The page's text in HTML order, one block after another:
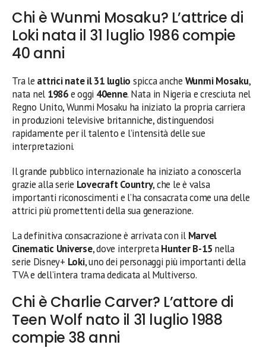
Chi è Wunmi Mosaku? L’attrice di
Loki nata il 31 luglio 1986 compie
40 anni
Tra le attrici nate il 31 luglio spicca anche Wunmi Mosaku,
nata nel 1986e oggi 40enne. Nata in Nigeria e cresciuta nel
Regno Unito, Wunmi Mosaku ha iniziato la propria carriera
in produzioni televisive britanniche, distinguendosi
rapidamente per il talento e l’intensità delle sue
interpretazioni.
Il grande pubblico internazionale ha iniziato a conoscerla
grazie alla serie Lovecraft Country, che le è valsa
importanti riconoscimenti e l’ha consacrata come una delle
attrici più promettenti della sua generazione.
La definitiva consacrazione è arrivata con il Marvel
Cinematic Universe, dove interpretaHunter B-15 nella
serie Disney+ Loki, uno dei personaggi più importanti della
TVA e dell’intera trama dedicata al Multiverso.
Chi è Charlie Carver? L’attore di
Teen Wolf nato il 31 luglio 1988
compie 38 anni